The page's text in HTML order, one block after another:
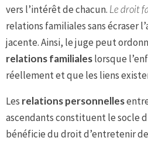
vers l’intérêt de chacun. Le droit
relations familiales sans écraser
jacente. Ainsi, le juge peut
relations familialeslorsque
réellement et que les liens
Les relations personnelles
ascendants constituent le socle
bénéficie du droit d’entretenir